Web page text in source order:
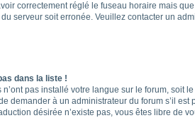
correctement réglé le fuseau horaire mais
serveur soit erronée. Veuillez contacter un
dans la liste !
pas installé votre langue sur le forum, soit
demander à un administrateur du forum s’il
désirée n’existe pas, vous êtes libre de